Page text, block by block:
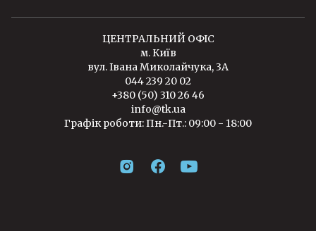
ЦЕНТРАЛЬНИЙ ОФІС
м. Київ
вул. Івана Миколайчука, 3А
044 239 20 02
+380 (50) 310 26 46
info@tk.ua
Графік роботи: Пн.-Пт.: 09:00 - 18:00